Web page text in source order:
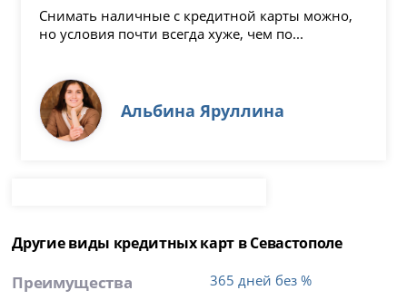
Снимать наличные с кредитной карты можно,
но условия почти всегда хуже, чем по...
Альбина Яруллина
Другие виды кредитных карт в Севастополе
Преимущества 365 дней без %